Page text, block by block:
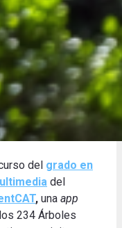
del grado en
del
, una app
234 Árboles